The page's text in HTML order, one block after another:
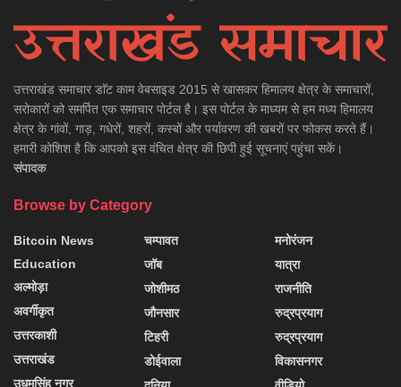
उत्तराखंड समाचार डाॅट काम वेबसाइड 2015 से खासकर हिमालय क्षेत्र के समाचारों,
सरोकारों को समर्पित एक समाचार पोर्टल है। इस पोर्टल के माध्यम से हम मध्य हिमालय
क्षेत्र के गांवों, गाड़, गधेरों, शहरों, कस्बों और पर्यावरण की खबरों पर फोकस करते हैं।
हमारी कोशिश है कि आपको इस वंचित क्षेत्र की छिपी हुई सूचनाएं पहुंचा सकें।
संपादक
Browse by Category
Bitcoin News
Education
अल्मोड़ा
अवर्गीकृत
उत्तरकाशी
उत्तराखंड
उधमसिंह नगर
चम्पावत
जॉब
जोशीमठ
जौनसार
टिहरी
डोईवाला
मनोरंजन
यात्रा
राजनीति
रुद्रप्रयाग
रुद्रप्रयाग
विकासनगर